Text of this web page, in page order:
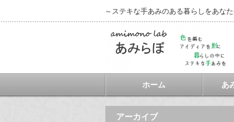
～ステキな手あみのある暮らしをあ
ホーム あ
アーカイブ